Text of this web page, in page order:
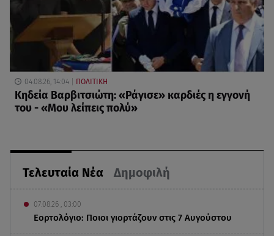
Τελευταία Νέα Δημοφιλή
07.08.26 , 03:00
Εορτολόγιο: Ποιοι γιορτάζουν στις 7 Αυγούστου
04.08.26, 14:04 ΠΟΛΙΤΙΚΗ
Κηδεία Βαρβιτσιώτη: «Ράγισε» καρδιές η εγγονή
του - «Μου λείπεις πολύ»